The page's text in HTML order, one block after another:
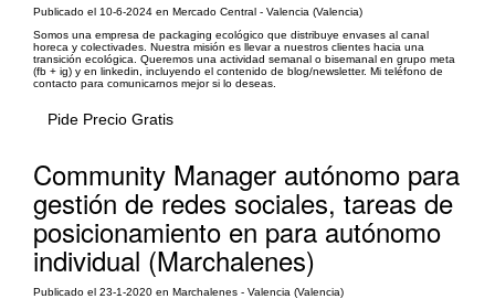
Publicado el 10-6-2024 en Mercado Central - Valencia (Valencia)
Somos una empresa de packaging ecológico que distribuye envases al canal
horeca y colectivades. Nuestra misión es llevar a nuestros clientes hacia una
transición ecológica. Queremos una actividad semanal o bisemanal en grupo meta
(fb + ig) y en linkedin, incluyendo el contenido de blog/newsletter. Mi teléfono de
contacto para comunicarnos mejor si lo deseas.
Pide Precio Gratis
Community Manager autónomo para
gestión de redes sociales, tareas de
posicionamiento en para autónomo
individual (Marchalenes)
Publicado el 23-1-2020 en Marchalenes - Valencia (Valencia)